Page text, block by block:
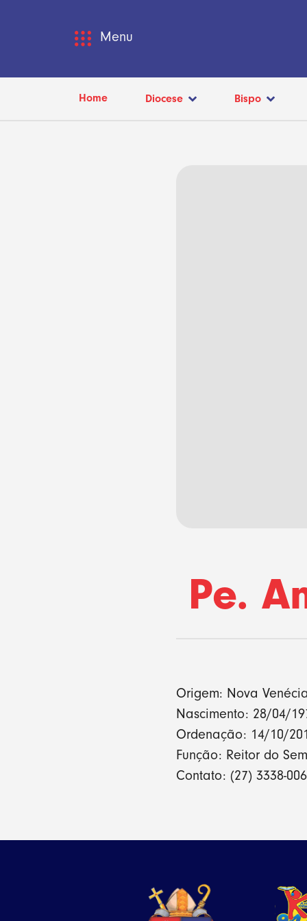
Menu
Home Diocese Bispo
Pe.
Origem: Nova
Nascimento: 28/04/
Ordenação: 14/10/
Função: Reitor do
Contato: (27) 3338-